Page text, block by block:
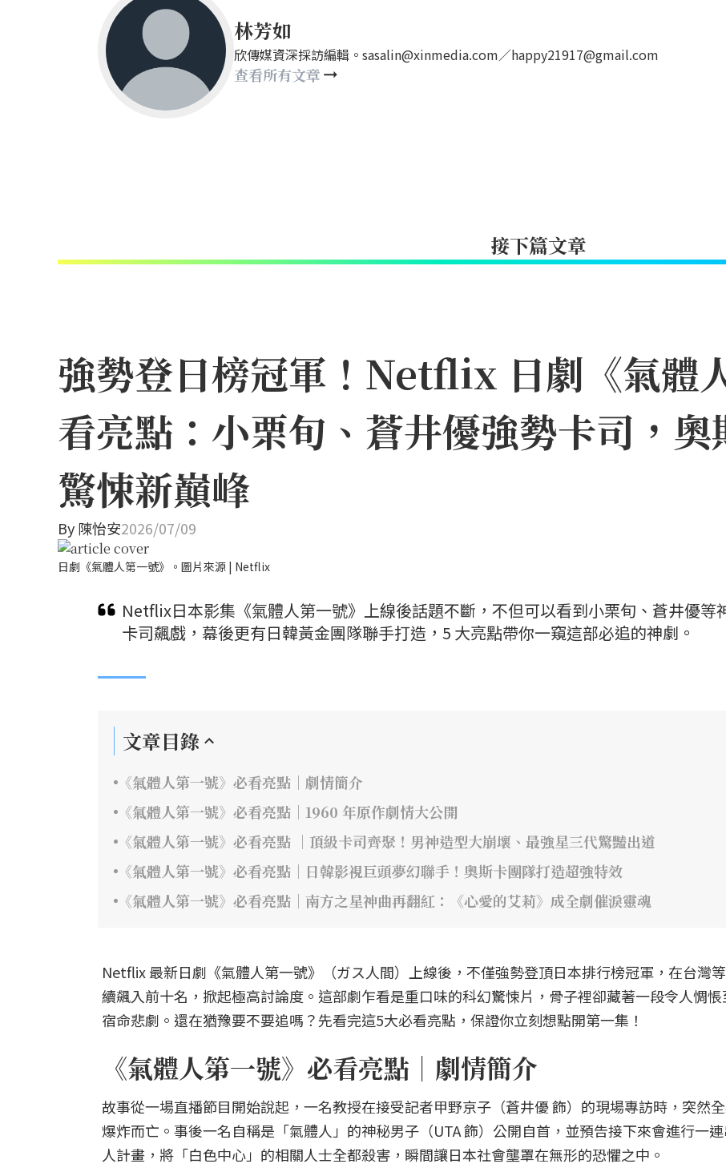
林芳如
欣傳媒資深採訪編輯。sasalin@xinmedia.com／happy21917@gmail.com
查看所有文章
接下篇文章
強勢登日榜冠軍！Netflix 日劇《氣體
看亮點：小栗旬、蒼井優強勢卡司，
驚悚新巔峰
By陳怡安2026/07/09
日劇《氣體人第一號》。圖片來源 | Netflix
Netflix日本影集《氣體人第一號》上線後話題不斷，不但可以看到小栗旬、蒼井優等
卡司飆戲，幕後更有日韓黃金團隊聯手打造，5 大亮點帶你一窺這部必追的神劇。
文章目錄
《氣體人第一號》必看亮點｜劇情簡介
《氣體人第一號》必看亮點｜1960 年原作劇情大公開
《氣體人第一號》必看亮點 ｜頂級卡司齊聚！男神造型大崩壞、最強星三代驚豔出道
《氣體人第一號》必看亮點｜日韓影視巨頭夢幻聯手！奧斯卡團隊打造超強特效
《氣體人第一號》必看亮點｜南方之星神曲再翻紅：《心愛的艾莉》成全劇催淚靈魂
Netflix 最新日劇《氣體人第一號》（ガス人間）上線後，不僅強勢登頂日本排行榜冠軍，在台灣
續飆入前十名，掀起極高討論度。這部劇乍看是重口味的科幻驚悚片，骨子裡卻藏著一段令人惆悵
宿命悲劇。還在猶豫要不要追嗎？先看完這5大必看亮點，保證你立刻想點開第一集！
《氣體人第一號》必看亮點｜劇情簡介
故事從一場直播節目開始說起，一名教授在接受記者甲野京子（蒼井優 飾）的現場專訪時，突然
爆炸而亡。事後一名自稱是「氣體人」的神秘男子（UTA 飾）公開自首，並預告接下來會進行一
人計畫，將「白色中心」的相關人士全都殺害，瞬間讓日本社會壟罩在無形的恐懼之中。